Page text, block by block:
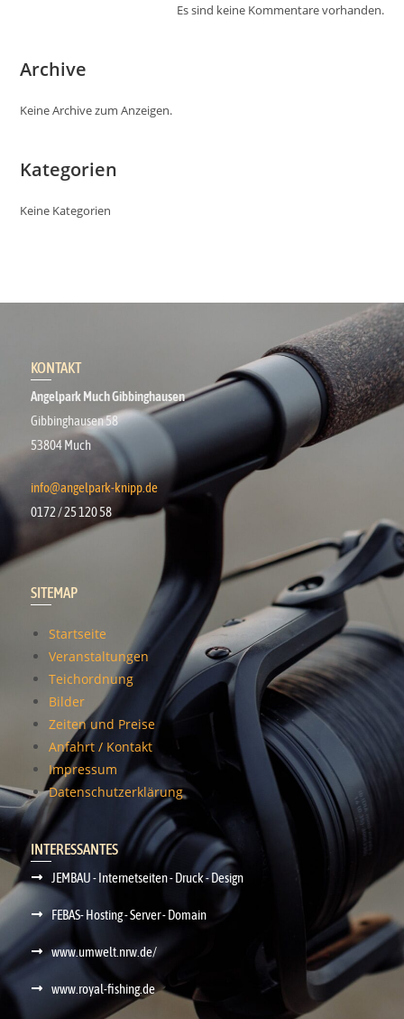
Es sind keine Kommentare vorhanden.
Archive
Keine Archive zum Anzeigen.
Kategorien
Keine Kategorien
KONTAKT
Angelpark Much Gibbinghausen
Gibbinghausen 58
53804 Much
info@angelpark-knipp.de
0172 / 25 120 58
SITEMAP
Startseite
Veranstaltungen
Teichordnung
Bilder
Zeiten und Preise
Anfahrt / Kontakt
Impressum
Datenschutzerklärung
INTERESSANTES
JEMBAU - Internetseiten - Druck - Design
FEBAS- Hosting - Server - Domain
www.umwelt.nrw.de/
www.royal-fishing.de